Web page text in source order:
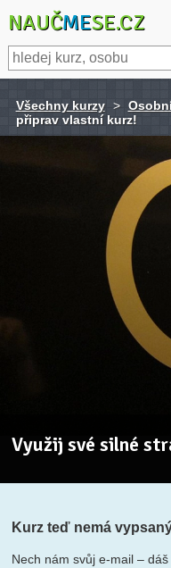
NAUČMESE.CZ
Všechny kurzy >
připrav vlastní kurz!
Využij své silné
Kurz teď nemá
Nech nám svůj e-mail –